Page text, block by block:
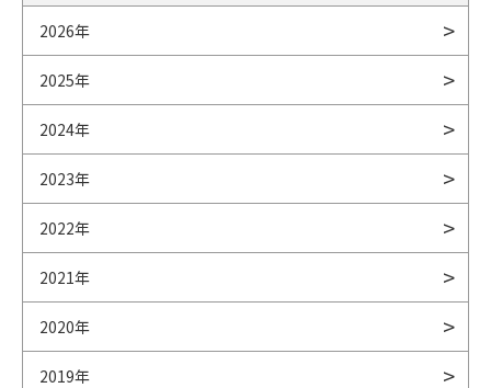
2026年
2025年
2024年
2023年
2022年
2021年
2020年
2019年